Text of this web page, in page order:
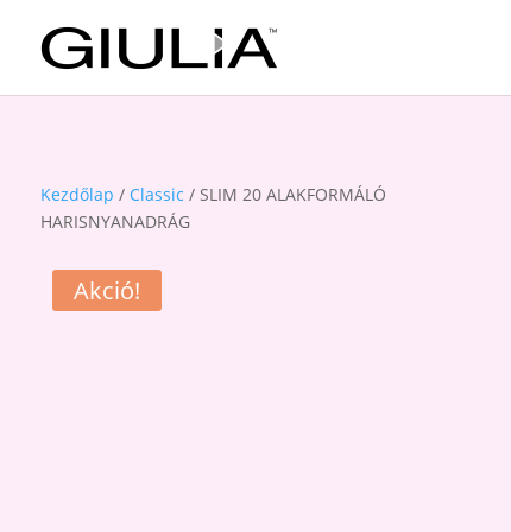
Kezdőlap / Classic / SLIM 20 ALAKFORMÁLÓ
HARISNYANADRÁG
Akció!